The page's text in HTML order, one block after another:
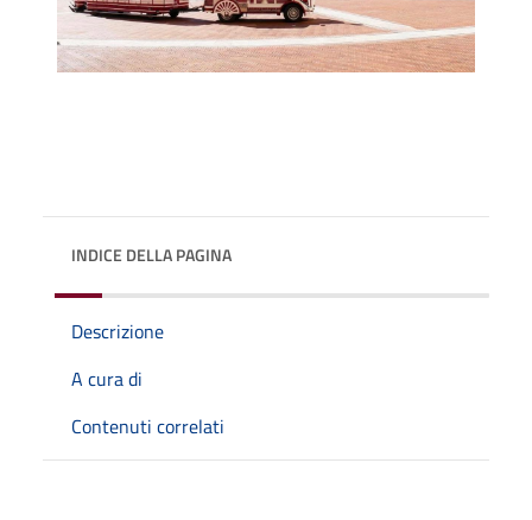
INDICE DELLA PAGINA
Descrizione
A cura di
Contenuti correlati